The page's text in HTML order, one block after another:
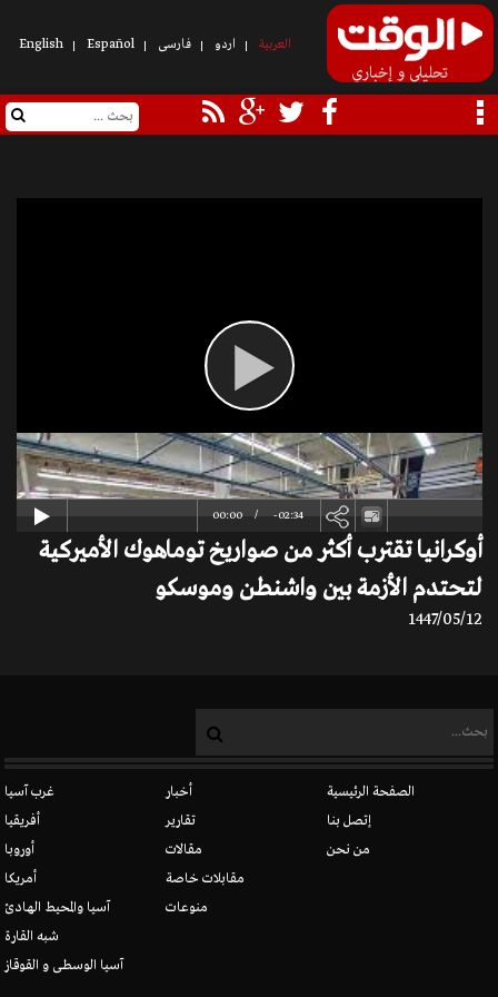
العربیة اردو فارسی Español
English
00:00 -02:34
أوكرانيا تقترب أكثر من صواريخ توماهوك الأميركية
لتحتدم الأزمة بين واشنطن وموسكو
1447/05/12
غرب آسيا
أفريقيا
أوروبا
أمريكا
آسيا والمحيط الهادئ
شبه القارة
آسيا الوسطى و القوقاز
أخبار
تقارير
مقالات
مقابلات خاصة
منوعات
الصفحة الرئيسية
إتصل بنا
من نحن